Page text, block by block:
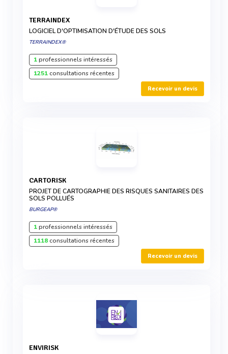
TERRAINDEX
LOGICIEL D'OPTIMISATION D'ÉTUDE DES SOLS
TERRAINDEX®
1professionnels intéressés
1251consultations récentes
Recevoir un devis
CARTORISK
PROJET DE CARTOGRAPHIE DES RISQUES SANITAIRES DES
SOLS POLLUÉS
BURGEAP®
1professionnels intéressés
1118consultations récentes
Recevoir un devis
ENVIRISK